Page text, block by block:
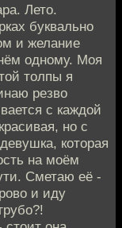
Лето.
буквально
и желание
одному. Моя
толпы я
резво
с каждой
но с
которая
на моём
Сметаю её -
и иду